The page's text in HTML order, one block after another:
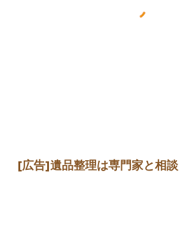
[広告]遺品整理は専門家と相談